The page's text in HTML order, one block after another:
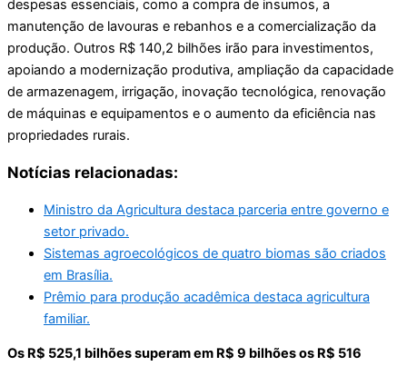
despesas essenciais, como a compra de insumos, a
manutenção de lavouras e rebanhos e a comercialização da
produção. Outros R$ 140,2 bilhões irão para investimentos,
apoiando a modernização produtiva, ampliação da capacidade
de armazenagem, irrigação, inovação tecnológica, renovação
de máquinas e equipamentos e o aumento da eficiência nas
propriedades rurais.
Notícias relacionadas:
Ministro da Agricultura destaca parceria entre governo e
setor privado.
Sistemas agroecológicos de quatro biomas são criados
em Brasília.
Prêmio para produção acadêmica destaca agricultura
familiar.
Os R$ 525,1 bilhões superam em R$ 9 bilhões os R$ 516